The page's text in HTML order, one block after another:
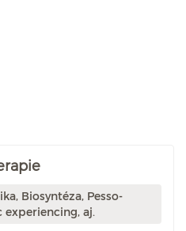
Biosyntéza, Pesso-
aj.